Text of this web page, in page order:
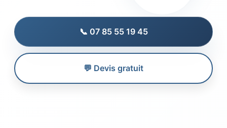
📞 07 85 55 19 45
💬 Devis gratuit